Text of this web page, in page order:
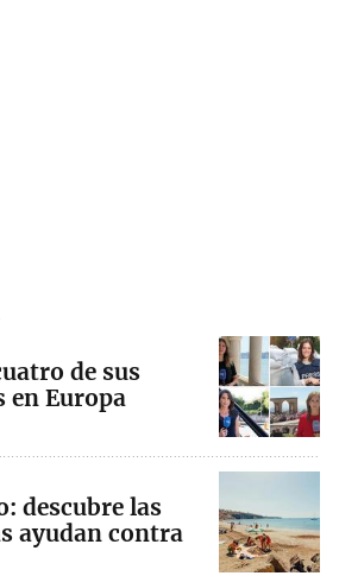
de sus
en Europa
descubre las
ayudan contra